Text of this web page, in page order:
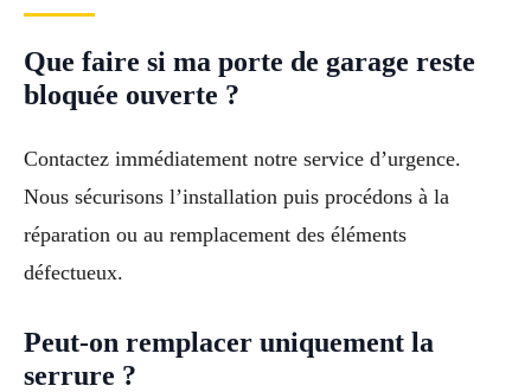
Que faire si ma porte de garage reste
bloquée ouverte ?
Contactez immédiatement notre service d’urgence.
Nous sécurisons l’installation puis procédons à la
réparation ou au remplacement des éléments
défectueux.
Peut-on remplacer uniquement la
serrure ?